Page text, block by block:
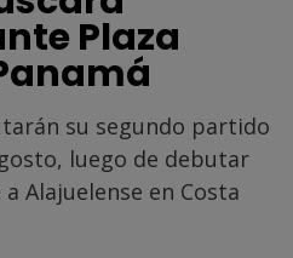
Plaza
su segundo partido
luego de debutar
Alajuelense en Costa